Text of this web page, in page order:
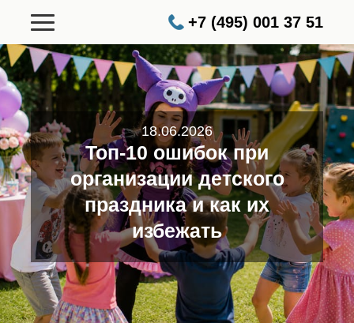
+7 (495) 001 37 51
18.06.2026
Топ-10 ошибок при
организации детского
праздника и как их
избежать